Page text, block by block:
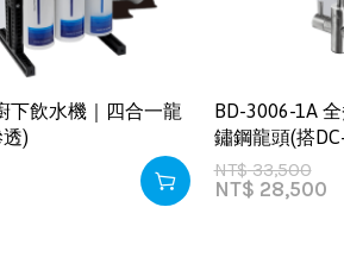
下飲水機｜四合一龍
透)
BD-3006-1A
鏽鋼龍頭(搭
NT$33,500
NT$ 28,500